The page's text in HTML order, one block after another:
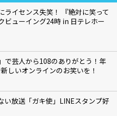
ライセンス失笑！ 『絶対に笑って
ビューイング24時 in 日テレホー
で芸人から108のありがとう！年
しいオンラインのお笑いを！
い放送「ガキ使」LINEスタンプ好